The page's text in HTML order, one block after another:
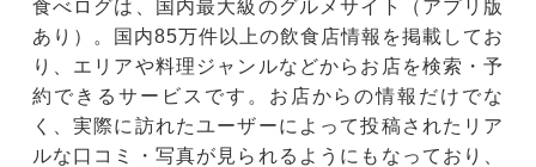
食べログは、国内最大級のグルメサイト（アプリ版
あり）。国内85万件以上の飲食店情報を掲載してお
り、エリアや料理ジャンルなどからお店を検索・予
約できるサービスです。お店からの情報だけでな
く、実際に訪れたユーザーによって投稿されたリア
ルな口コミ・写真が見られるようにもなっており、